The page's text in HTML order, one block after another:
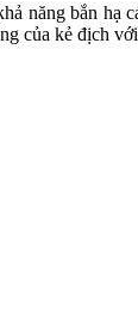
năng bắn
của kẻ địch